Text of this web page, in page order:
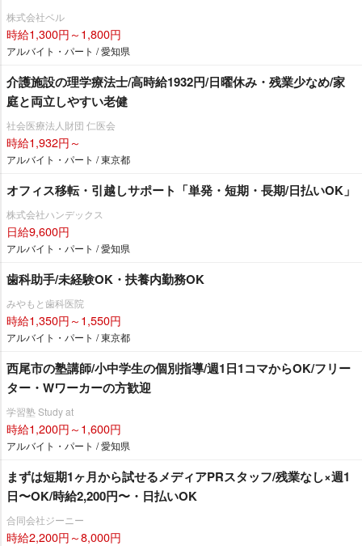
株式会社ベル
時給1,300円～1,800円
アルバイト・パート / 愛知県
介護施設の理学療法士/高時給1932円/日曜休み・残業少なめ/家
庭と両立しやすい老健
社会医療法人財団 仁医会
時給1,932円～
アルバイト・パート / 東京都
オフィス移転・引越しサポート「単発・短期・長期/日払いOK」
株式会社ハンデックス
日給9,600円
アルバイト・パート / 愛知県
歯科助手/未経験OK・扶養内勤務OK
みやもと歯科医院
時給1,350円～1,550円
アルバイト・パート / 東京都
西尾市の塾講師/小中学生の個別指導/週1日1コマからOK/フリー
ター・Wワーカーの方歓迎
学習塾 Study at
時給1,200円～1,600円
アルバイト・パート / 愛知県
まずは短期1ヶ月から試せるメディアPRスタッフ/残業なし×週1
日〜OK/時給2,200円〜・日払いOK
合同会社ジーニー
時給2,200円～8,000円